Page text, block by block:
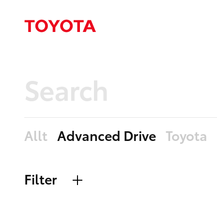
Allt Advanced Drive Toyota
Filter